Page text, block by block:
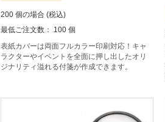
200 個の場合 (税込)
最低ご注文数： 100 個
表紙カバーは両面フルカラー印刷対応！キャ
ラクターやイベントを全面に押し出したオリ
ジナリティ溢れる付箋が作成できます。